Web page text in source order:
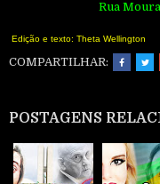
Rua
Edição e texto: Theta Wellington
COMPARTILHAR:
POSTAGENS